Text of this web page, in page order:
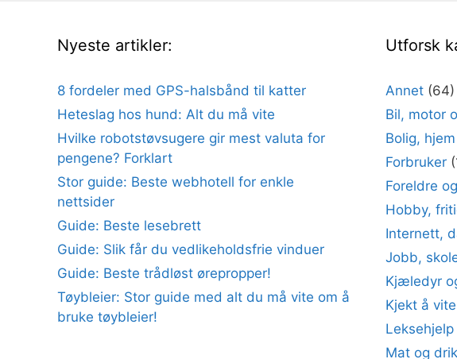
Nyeste artikler:
8 fordeler med GPS-halsbånd til katter
Heteslag hos hund: Alt du må vite
Hvilke robotstøvsugere gir mest valuta for
pengene? Forklart
Stor guide: Beste webhotell for enkle
nettsider
Guide: Beste lesebrett
Guide: Slik får du vedlikeholdsfrie vinduer
Guide: Beste trådløst ørepropper!
Tøybleier: Stor guide med alt du må vite om å
bruke tøybleier!
Utforsk
Annet (64)
Bil, motor
Bolig,
Forbruker
Foreldre
Hobby,
Internett,
Jobb,
Kjæledyr
Kjekt å vite
Leksehjelp
Mat og